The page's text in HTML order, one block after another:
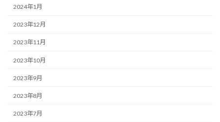
2024年1月
2023年12月
2023年11月
2023年10月
2023年9月
2023年8月
2023年7月